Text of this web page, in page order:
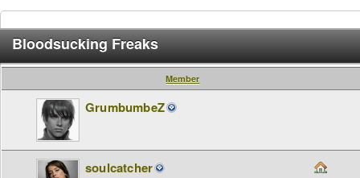
Bloodsucking Freaks
Member
GrumbumbeZ
soulcatcher